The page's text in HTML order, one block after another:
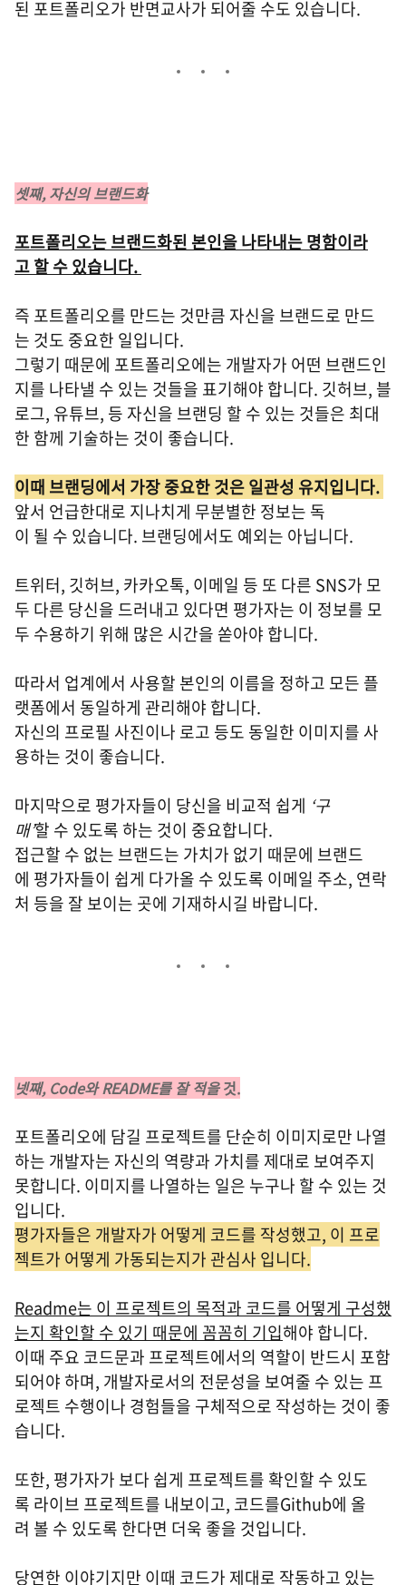
된 포트폴리오가 반면교사가 되어줄 수도 있습니다.
셋째, 자신의 브랜드화
포트폴리오는 브랜드화된 본인을 나타내는 명함이라
고 할 수 있습니다.
즉 포트폴리오를 만드는 것만큼 자신을 브랜드로 만드
는 것도 중요한 일입니다.
그렇기 때문에 포트폴리오에는 개발자가 어떤 브랜드인
지를 나타낼 수 있는 것들을 표기해야 합니다. 깃허브, 블
로그, 유튜브, 등 자신을 브랜딩 할 수 있는 것들은 최대
한 함께 기술하는 것이 좋습니다.
이때 브랜딩에서 가장 중요한 것은 일관성 유지입니다.
앞서 언급한대로 지나치게 무분별한 정보는 독
이 될 수 있습니다. 브랜딩에서도 예외는 아닙니다.
트위터, 깃허브, 카카오톡, 이메일 등 또 다른 SNS가 모
두 다른 당신을 드러내고 있다면 평가자는 이 정보를 모
두 수용하기 위해 많은 시간을 쏟아야 합니다.
따라서 업계에서 사용할 본인의 이름을 정하고 모든 플
랫폼에서 동일하게 관리해야 합니다.
자신의 프로필 사진이나 로고 등도 동일한 이미지를 사
용하는 것이 좋습니다.
마지막으로 평가자들이 당신을 비교적 쉽게 ‘구
매’할 수 있도록 하는 것이 중요합니다.
접근할 수 없는 브랜드는 가치가 없기 때문에 브랜드
에 평가자들이 쉽게 다가올 수 있도록 이메일 주소, 연락
처 등을 잘 보이는 곳에 기재하시길 바랍니다.
넷째, Code와 README를 잘 적을것.
포트폴리오에 담길 프로젝트를 단순히 이미지로만 나열
하는 개발자는 자신의 역량과 가치를 제대로 보여주지
못합니다. 이미지를 나열하는 일은 누구나 할 수 있는 것
입니다.
평가자들은 개발자가 어떻게 코드를 작성했고, 이 프로
젝트가 어떻게 가동되는지가 관심사 입니다.
Readme는 이 프로젝트의 목적과 코드를 어떻게 구성했
는지 확인할 수 있기 때문에 꼼꼼히 기입해야 합니다.
이때 주요 코드문과 프로젝트에서의 역할이 반드시 포함
되어야 하며, 개발자로서의 전문성을 보여줄 수 있는 프
로젝트 수행이나 경험들을 구체적으로 작성하는 것이 좋
습니다.
또한, 평가자가 보다 쉽게 프로젝트를 확인할 수 있도
록 라이브 프로젝트를 내보이고, 코드를Github에 올
려 볼 수 있도록 한다면 더욱 좋을 것입니다.
당연한 이야기지만 이때 코드가 제대로 작동하고 있는